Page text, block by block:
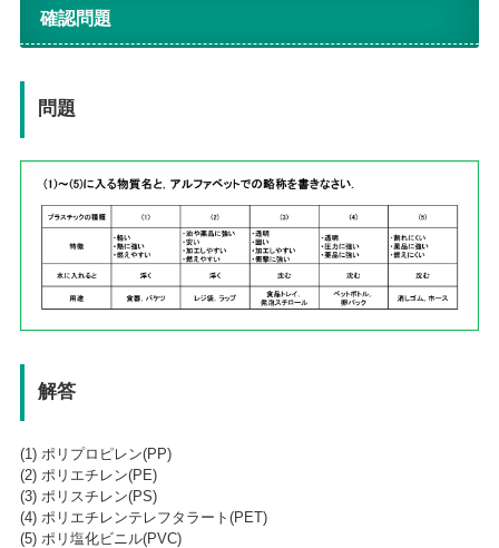
確認問題
問題
解答
(1) ポリプロピレン(PP)
(2) ポリエチレン(PE)
(3) ポリスチレン(PS)
(4) ポリエチレンテレフタラート(PET)
(5) ポリ塩化ビニル(PVC)